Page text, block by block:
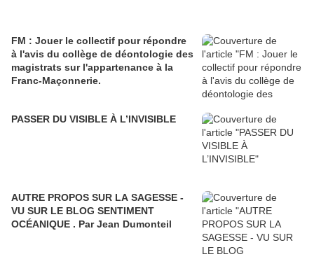
FM : Jouer le collectif pour répondre
à l'avis du collège de déontologie des
magistrats sur l'appartenance à la
Franc-Maçonnerie.
PASSER DU VISIBLE À L’INVISIBLE
AUTRE PROPOS SUR LA SAGESSE -
VU SUR LE BLOG SENTIMENT
OCÉANIQUE . Par Jean Dumonteil